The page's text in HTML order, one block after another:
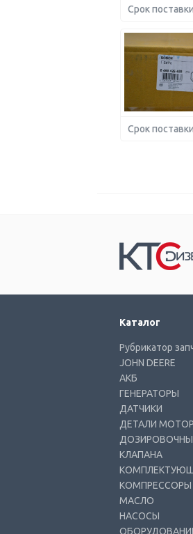
Срок
Срок
Каталог
Рубрикатор
JOHN DEERE
АКБ
ГЕНЕРАТОРЫ
ДАТЧИКИ
ДЕТАЛИ
КЛАПАНА
МАСЛО
НАСОСЫ